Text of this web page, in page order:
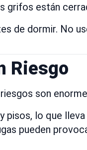
grifos están
de dormir. No
Riesgo
son
pisos, lo que
pueden